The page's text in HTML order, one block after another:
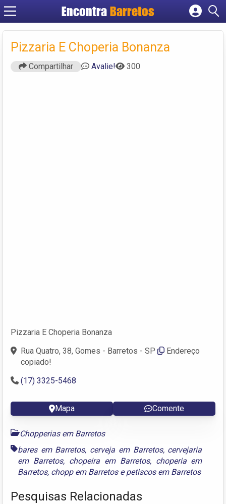
Encontra Barretos
Cadastrar empresa
Criar conta
Pizzaria E Choperia Bonanza
Compartilhar Avalie! 300
Pizzaria E Choperia Bonanza
Rua Quatro, 38, Gomes - Barretos - SP
Endereço
copiado!
(17) 3325-5468
Mapa Comente
Chopperias em Barretos
bares em Barretos, cerveja em Barretos, cervejaria
em Barretos, chopeira em Barretos, choperia em
Barretos, chopp em Barretosepetiscos em Barretos
Pesquisas Relacionadas